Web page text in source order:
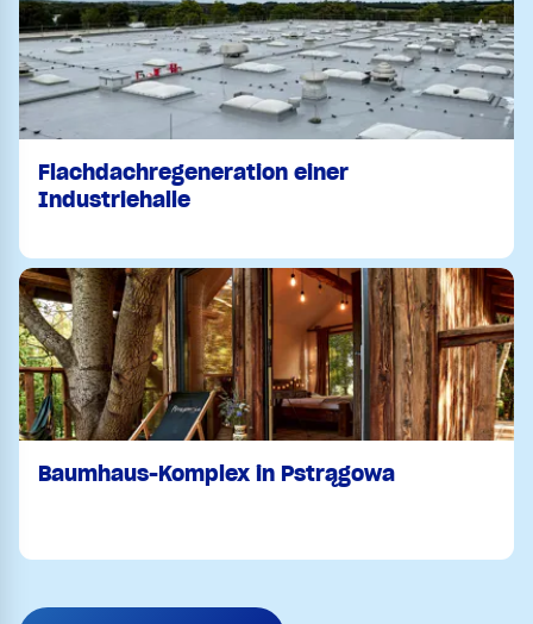
Flachdachregeneration einer
Industriehalle
Baumhaus-Komplex in Pstrągowa